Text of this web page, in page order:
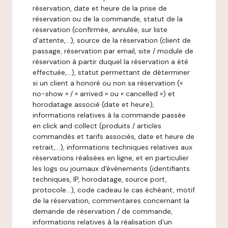
réservation, date et heure de la prise de
réservation ou de la commande, statut de la
réservation (confirmée, annulée, sur liste
d'attente,…), source de la réservation (client de
passage, réservation par email, site / module de
réservation à partir duquel la réservation a été
effectuée,…), statut permettant de déterminer
si un client a honoré ou non sa réservation («
no-show » / « arrived » ou « cancelled ») et
horodatage associé (date et heure),
informations relatives à la commande passée
en click and collect (produits / articles
commandés et tarifs associés, date et heure de
retrait,…), informations techniques relatives aux
réservations réalisées en ligne, et en particulier
les logs ou journaux d'évènements (identifiants
techniques, IP, horodatage, source port,
protocole…), code cadeau le cas échéant, motif
de la réservation, commentaires concernant la
demande de réservation / de commande,
informations relatives à la réalisation d'un